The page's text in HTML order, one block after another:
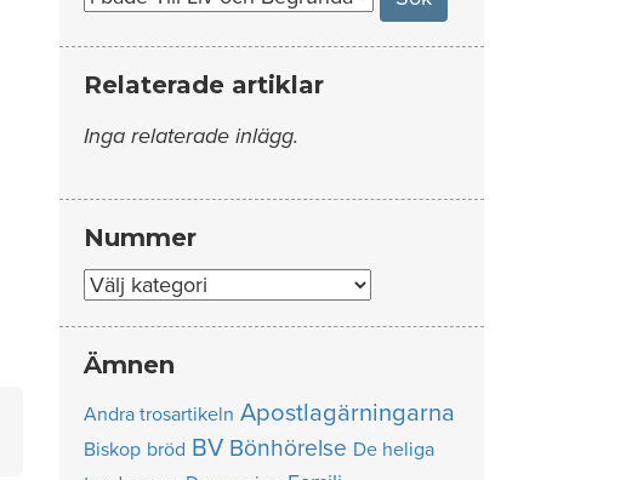
Relaterade artiklar
Inga relaterade inlägg.
Nummer
Nummer
Ämnen
Andra trosartikeln Apostlagärningarna
Biskop bröd BV Bönhörelse De heliga